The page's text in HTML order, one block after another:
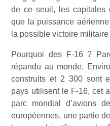
de ce seuil, les capitales
que la puissance aérienne
la possible victoire militaire
Pourquoi des F-16 ?
répandu au monde.
construits et 2 300 sont
pays utilisent le F-16, cet
parc mondial d’avions
européennes, une partie